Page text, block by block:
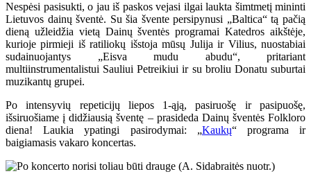
Nespėsi pasisukti, o jau iš paskos vejasi ilgai laukta šimtmetį mininti
Lietuvos dainų šventė. Su šia švente persipynusi „Baltica“ tą pačią
dieną užleidžia vietą Dainų šventės programai Katedros aikštėje,
kurioje pirmieji iš ratiliokų išstoja mūsų Julija ir Vilius, nuostabiai
sudainuojantys „Eisva mudu abudu“, pritariant
multiinstrumentalistui Sauliui Petreikiui ir su broliu Donatu suburtai
muzikantų grupei.
Po intensyvių repeticijų liepos 1-ąją, pasiruošę ir pasipuošę,
išsiruošiame į didžiausią šventę – prasideda Dainų šventės Folkloro
diena! Laukia ypatingi pasirodymai: „Kaukų“ programa ir
baigiamasis vakaro koncertas.